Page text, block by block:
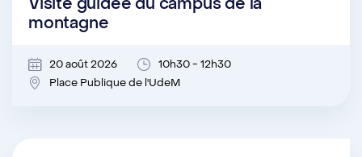
montagne
20 août 2026
10h30 - 12h30
Place Publique de l'UdeM